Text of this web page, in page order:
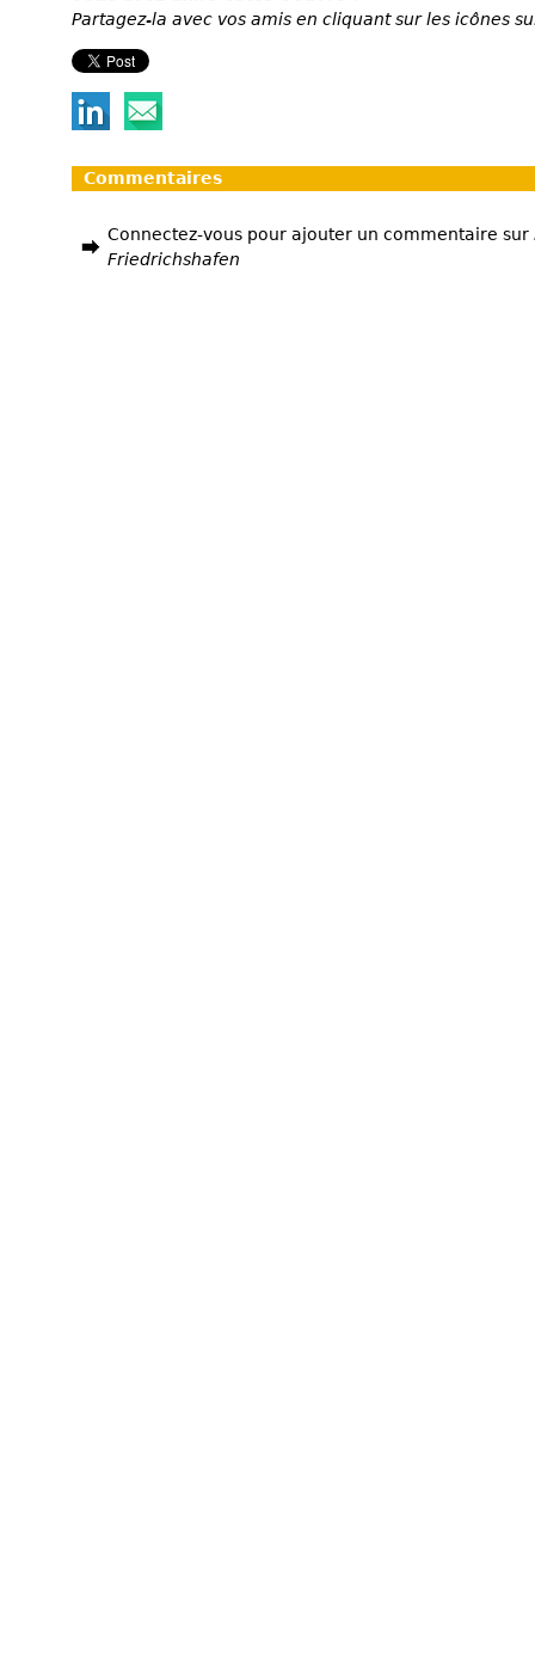
Partagez-la avec vos amis en cliquant sur les icônes
Commentaires
Connectez-vous pour ajouter un commentaire sur
Friedrichshafen